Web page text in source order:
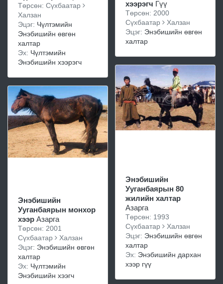
Төрсөн: Сүхбаатар
Халзан
Эцэг: Чүлтэмийн
Энэбишийн өвгөн
халтар
Эх: Чүлтэмийн
Энэбишийн хээрэгч
Энэбишийн
Ууганбаярын монхор
хээр Азарга
Төрсөн: 2001
Сүхбаатар
Халзан
Эцэг: Энэбишийн өвгөн
халтар
Эх: Чүлтэмийн
Энэбишийн хээгч
хээрэгч Гүү
Төрсөн: 2000
Сүхбаатар
Халзан
Эцэг: Энэбишийн өвгөн
халтар
Энэбишийн
Ууганбаярын 80
жилийн халтар
Азарга
Төрсөн: 1993
Сүхбаатар
Халзан
Эцэг: Энэбишийн өвгөн
халтар
Эх: Энэбишийн дархан
хээр гүү